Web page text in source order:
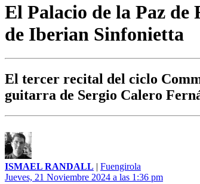
El Palacio de la Paz de
de Iberian Sinfonietta
El tercer recital del ciclo
guitarra de Sergio Calero
ISMAEL RANDALL | Fuengirola
Jueves, 21 Noviembre 2024 a las 1:36 pm